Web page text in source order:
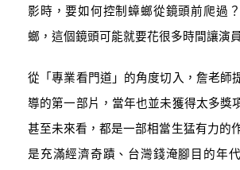
影時，要如何控制蟑螂從鏡頭前爬過
螂，這個鏡頭可能就要花很多時間讓演
從「專業看門道」的角度切入，詹老師
導的第一部片，當年也並未獲得太多獎
甚至未來看，都是一部相當生猛有力的
是充滿經濟奇蹟、台灣錢淹腳目的年